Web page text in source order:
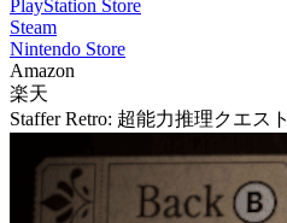
PlayStation Store
Steam
Nintendo Store
Amazon
楽天
Staffer Retro: 超能力推理クエスト